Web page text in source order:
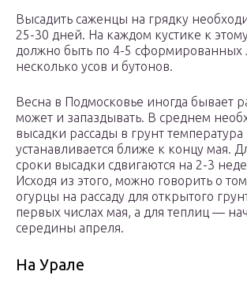
Высадить саженцы на грядку
25-30 дней. На каждом кустике к
должно быть по 4-5 сформированных
несколько усов и бутонов.
Весна в Подмосковье иногда бывает
может и запаздывать. В среднем
высадки рассады в грунт температура
устанавливается ближе к концу мая.
сроки высадки сдвигаются на 2-3
Исходя из этого, можно говорить о
огурцы на рассаду для открытого
первых числах мая, а для теплиц —
середины апреля.
На Урале